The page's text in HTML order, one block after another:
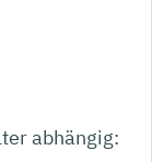
abhängig: